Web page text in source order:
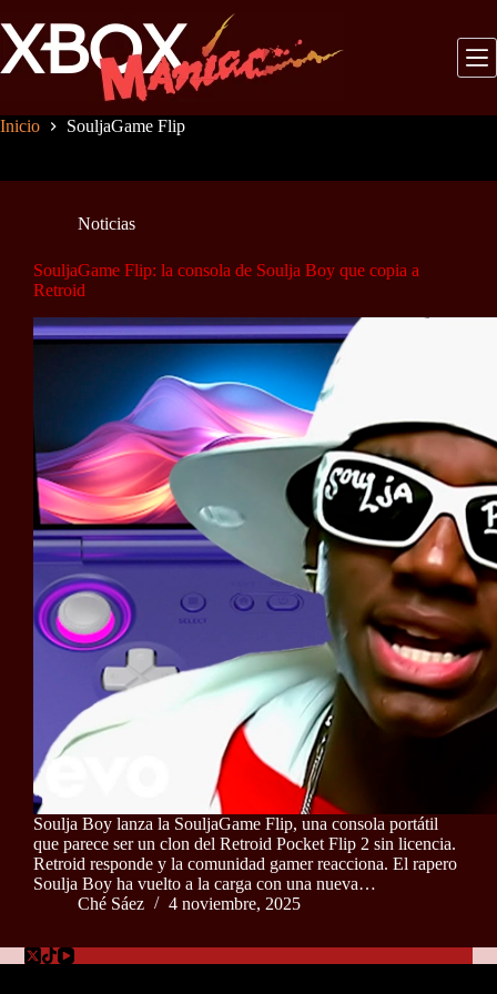
al
contenido
Inicio SouljaGame Flip
Noticias
SouljaGame Flip: la consola de Soulja Boy que copia a
Retroid
Soulja Boy lanza la SouljaGame Flip, una consola portátil
que parece ser un clon del Retroid Pocket Flip 2 sin licencia.
Retroid responde y la comunidad gamer reacciona. El rapero
Soulja Boy ha vuelto a la carga con una nueva…
Ché Sáez
4 noviembre, 2025